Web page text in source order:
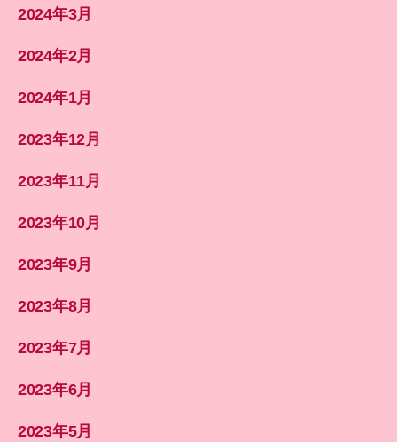
2024年3月
2024年2月
2024年1月
2023年12月
2023年11月
2023年10月
2023年9月
2023年8月
2023年7月
2023年6月
2023年5月